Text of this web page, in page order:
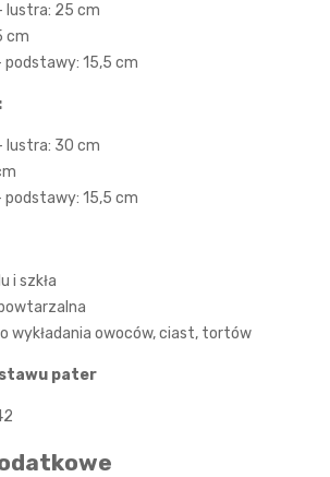
lustra: 25 cm
cm
podstawy: 15,5 cm
lustra: 30 cm
podstawy: 15,5 cm
i szkła
wykładania owoców, ciast, tortów
pater